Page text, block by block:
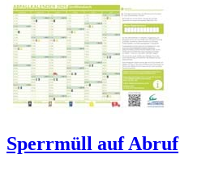
Sperrmüll auf Abruf